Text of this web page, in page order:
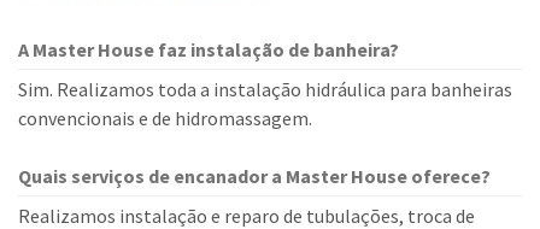
A Master House faz instalação de banheira?
Sim. Realizamos toda a instalação hidráulica para banheiras
convencionais e de hidromassagem.
Quais serviços de encanador a Master House oferece?
Realizamos instalação e reparo de tubulações, troca de